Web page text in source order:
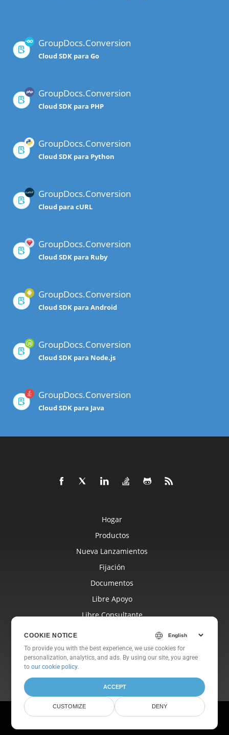
GroupDocs.Conversion
Cloud SDK para Go
GroupDocs.Conversion
Cloud SDK para PHP
GroupDocs.Conversion
Cloud SDK para Python
GroupDocs.Conversion
Cloud para cURL
GroupDocs.Conversion
Cloud SDK para Ruby
GroupDocs.Conversion
Cloud SDK para Android
GroupDocs.Conversion
Cloud SDK para Node.js
GroupDocs.Conversion
Cloud SDK para Java
Hogar
Productos
Nueva Lanzamientos
Fijación
Documentos
Libre Apoyo
Libre Consultante
Sitios Web
Sobre
© Aspose Pty Ltd 2001-2026. Reservados todos los derechos.
COOKIE NOTICE
To provide you with the best experience, we use cookies for
personalization, analytics, and ads. By using our site, you agree
toour cookie policy.
ACCEPT
CUSTOMIZE DENY